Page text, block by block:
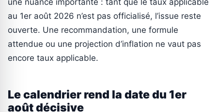
au 1er août 2026 n’est pas officialisé, l’issue reste
ouverte. Une recommandation, une formule
attendue ou une projection d’inflation ne vaut pas
encore taux applicable.
Le calendrier rend la date du 1er
août décisive